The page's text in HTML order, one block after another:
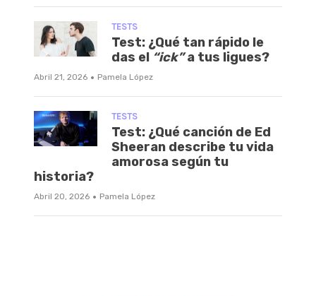
TESTS
Test: ¿Qué tan rápido le
das el “ick”a tus ligues?
Abril 21, 2026 · Pamela López
TESTS
Test: ¿Qué canción de Ed
Sheeran describe tu vida
amorosa según tu
historia?
Abril 20, 2026 · Pamela López